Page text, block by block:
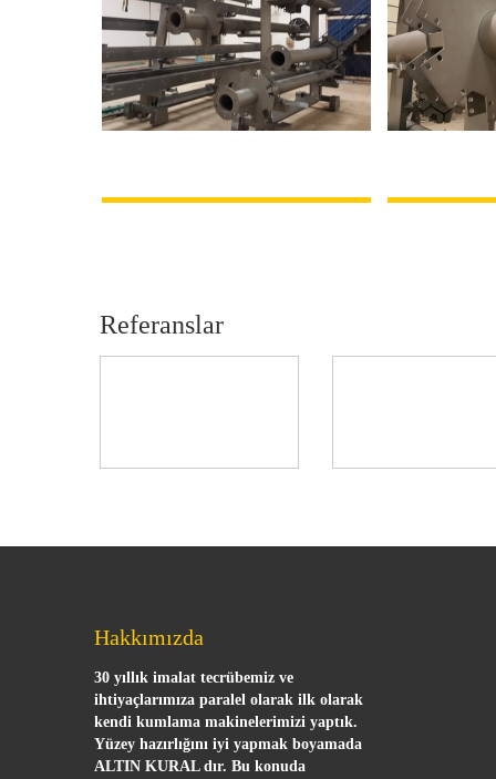
Referanslar
Hakkımızda
30 yıllık imalat tecrübemiz ve
ihtiyaçlarımıza paralel olarak ilk olarak
kendi kumlama makinelerimizi yaptık.
Yüzey hazırlığını iyi yapmak boyamada
ALTIN KURAL dır. Bu konuda